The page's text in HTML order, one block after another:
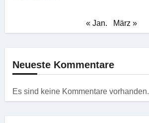
« Jan. März »
Neueste Kommentare
Es sind keine Kommentare vorhanden.